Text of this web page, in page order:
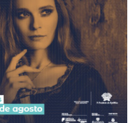
online
Exclusivos para
anual
Escolha o plano